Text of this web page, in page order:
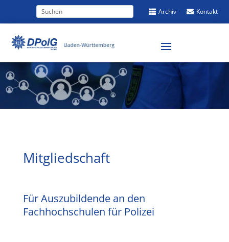
 Kontakt
 Archiv
Mitgliedschaft
Für Auszubildende an den
Fachhochschulen für Polizei